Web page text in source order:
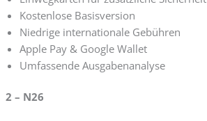
Kostenlose Basisversion
Niedrige internationale Gebühren
Apple Pay & Google Wallet
Umfassende Ausgabenanalyse
2 – N26